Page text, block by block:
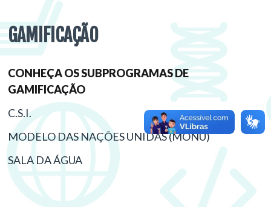
GAMIFICAÇÃO
CONHEÇA OS SUBPROGRAMAS DE
GAMIFICAÇÃO
C.S.I.
MODELO DAS NAÇÕES UNIDAS (MONU)
SALA DA ÁGUA